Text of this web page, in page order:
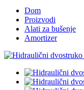
Dom
Proizvodi
Alati za bušenje
Amortizer